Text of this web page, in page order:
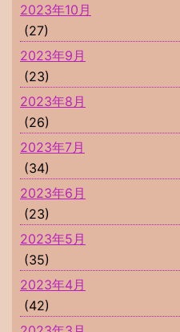
2023年10月
(27)
2023年9月
(23)
2023年8月
(26)
2023年7月
(34)
2023年6月
(23)
2023年5月
(35)
2023年4月
(42)